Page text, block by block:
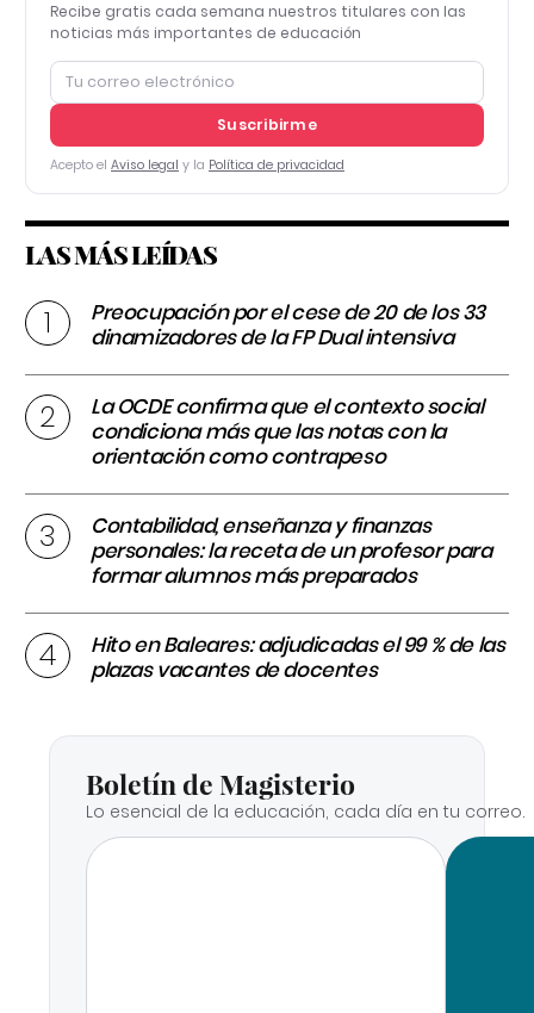
Recibe gratis cada semana nuestros titulares con las
noticias más importantes de educación
Suscribirme
Acepto el Aviso legal y la Política de privacidad
LAS MÁS LEÍDAS
Preocupación por el cese de 20 de los 33
dinamizadores de la FP Dual intensiva
La OCDE confirma que el contexto social
condiciona más que las notas con la
orientación como contrapeso
Contabilidad, enseñanza y finanzas
personales: la receta de un profesor para
formar alumnos más preparados
Hito en Baleares: adjudicadas el 99 % de las
plazas vacantes de docentes
Boletín de Magisterio
Lo esencial de la educación, cada día en tu correo.